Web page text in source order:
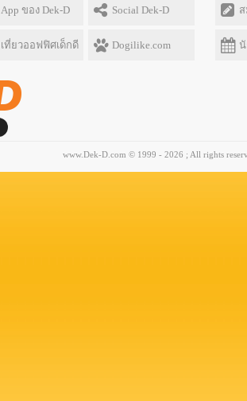
App ของ Dek-D Social Dek-D
เที่ยวออฟฟิศเด็กดี Dogilike.com
www.Dek-D.com © 1999 - 2026 ; All rights